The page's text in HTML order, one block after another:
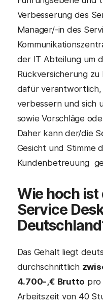
Verbesserung des
Manager/-in des
der IT Abteilung um
Rückversicherung zu
dafür
verbessern und sich
sowie Vorschläge
Daher kann der/die
Gesicht und Stimme
Kundenbetreuung
Wie hoch ist
Service
Das Gehalt liegt
durchschnittlich
4.700-,€ Brutto pro
Arbeitszeit von 40